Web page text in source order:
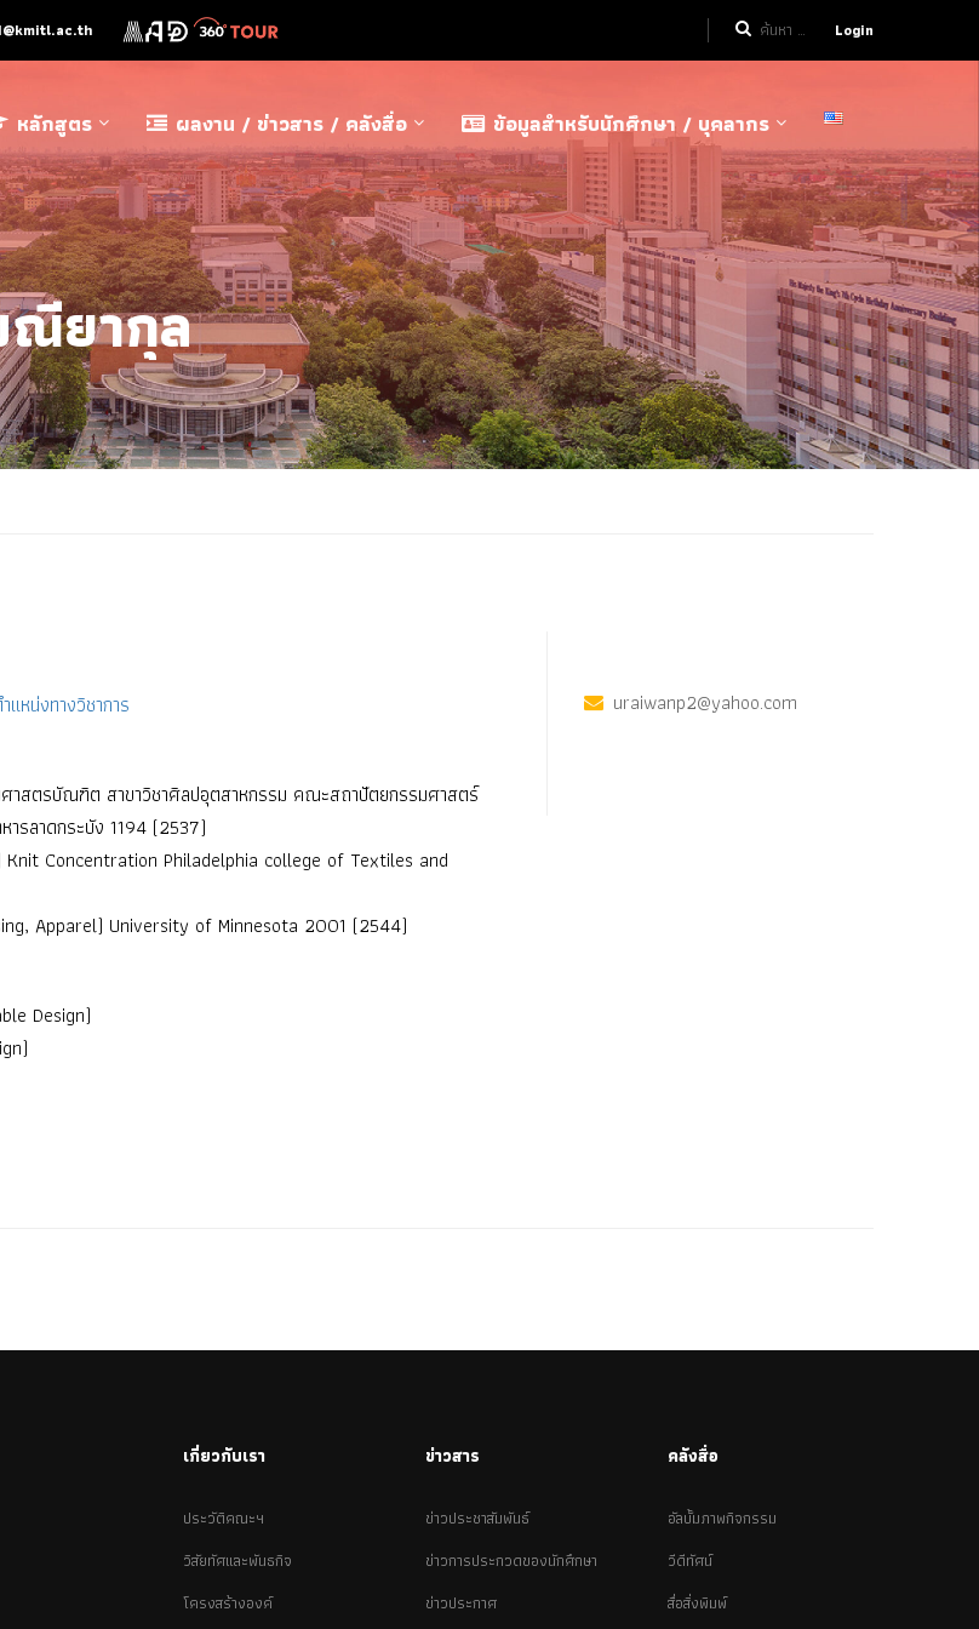
Login
หลักสูตร ผลงาน / ข่าวสาร / คลังสื่อ ข้อมูลสำหรับนักศึกษา / บุคลากร
ยากุล
แหน่งทางวิชาการ
สตรบัณฑิต สาขาวิชาศิลปอุตสาหกรรม คณะสถาปัตยกรรมศาสตร์
ารลาดกระบัง 1194 (2537)
Concentration Philadelphia college of Textiles and
Apparel) University of Minnesota 2001 (2544)
Design)
uraiwanp2@yahoo.com
เกี่ยวกับเรา
ประวัติคณะฯ
วิสัยทัศและพันธกิจ
โครงสร้างองค์
ข่าวสาร
ข่าวประชาสัมพันธ์
ข่าวการประกวดของนักศึกษา
ข่าวประกาศ
คลังสื่อ
อัลบั้มภาพกิจกรรม
วีดีทัศน์
สื่อสิ่งพิมพ์